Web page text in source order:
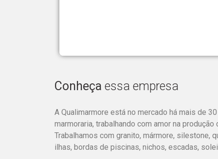
Conheça essa empresa
A Qualimarmore está no mercado há mais de
marmoraria, trabalhando com amor na
Trabalhamos com granito, mármore, silestone,
ilhas, bordas de piscinas, nichos, escadas,